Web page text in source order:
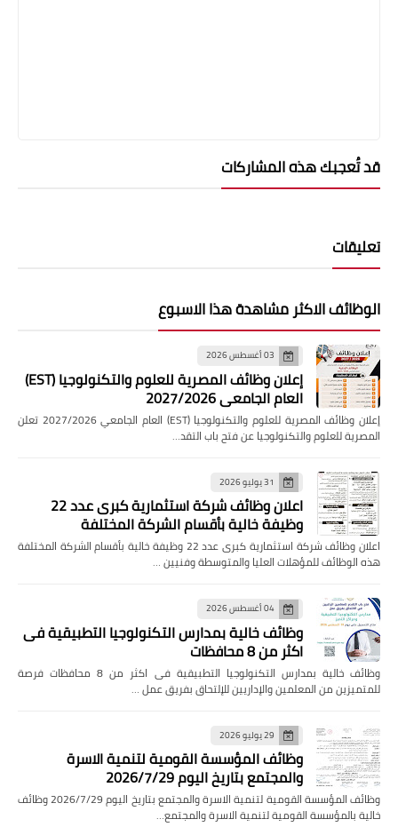
قد تُعجبك هذه المشاركات
تعليقات
الوظائف الاكثر مشاهدة هذا الاسبوع
03 أغسطس 2026
إعلان وظائف المصرية للعلوم والتكنولوجيا (EST)
العام الجامعي 2027/2026
إعلان وظائف المصرية للعلوم والتكنولوجيا (EST) العام الجامعي 2027/2026 تعلن
المصرية للعلوم والتكنولوجيا عن فتح باب التقد…
31 يوليو 2026
اعلان وظائف شركة استثمارية كبرى عدد 22
وظيفة خالية بأقسام الشركة المختلفة
اعلان وظائف شركة استثمارية كبرى عدد 22 وظيفة خالية بأقسام الشركة المختلفة
هذه الوظائف للمؤهلات العليا والمتوسطة وفنيين …
04 أغسطس 2026
وظائف خالية بمدارس التكنولوجيا التطبيقية فى
اكثر من 8 محافظات
وظائف خالية بمدارس التكنولوجيا التطبيقية فى اكثر من 8 محافظات فرصة
للمتميزين من المعلمين والإداريين للإلتحاق بفريق عمل …
29 يوليو 2026
وظائف المؤسسة القومية لتنمية الاسرة
والمجتمع بتاريخ اليوم 2026/7/29
وظائف المؤسسة القومية لتنمية الاسرة والمجتمع بتاريخ اليوم 2026/7/29 وظائف
خالية بالمؤسسة القومية لتنمية الاسرة والمجتمع…